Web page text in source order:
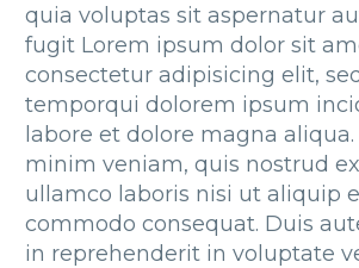
quia voluptas sit aspernatur
fugit Lorem ipsum dolor sit
consectetur adipisicing elit,
temporqui dolorem ipsum
labore et dolore magna
minim veniam, quis nostrud
ullamco laboris nisi ut aliquip
commodo consequat. Duis
in reprehenderit in voluptate